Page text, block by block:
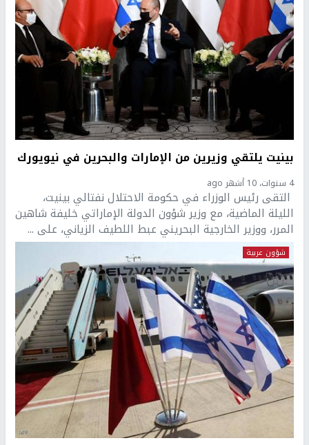
بينيت يلتقي وزيرين من الإمارات والبحرين في نيويورك
4 سنوات، 10 أشهر ago
التقى رئيس الوزراء في حكومة الاحتلال نفتالي بينيت،
الليلة الماضية، مع وزير شؤون الدولة الإماراتي خليفة شاهين
المرر، ووزير الخارجية البحريني عبط اللطيف الزياني، على ...
شؤون عربية